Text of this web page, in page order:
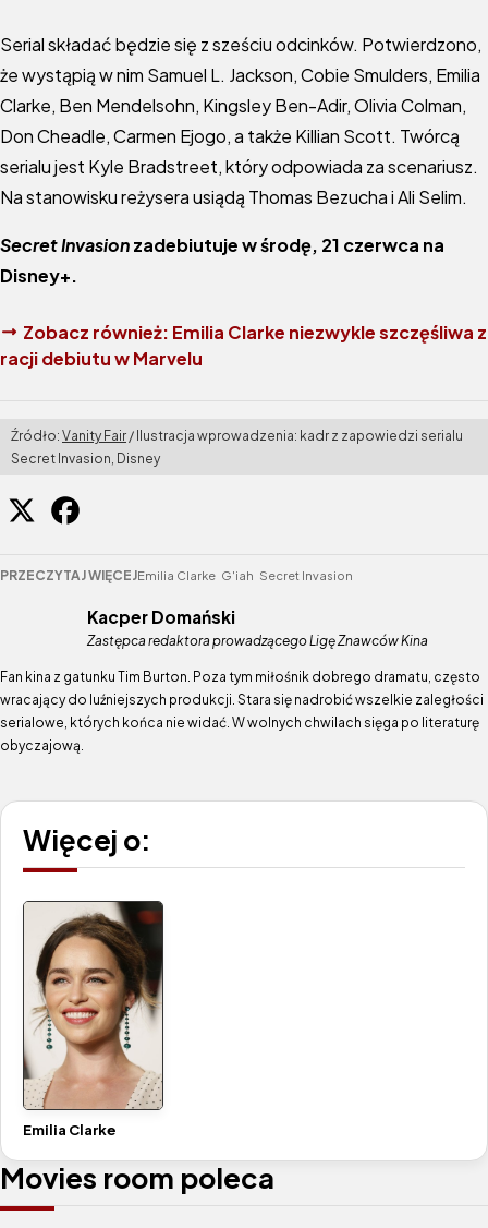
Serial składać będzie się z sześciu odcinków. Potwierdzono,
że wystąpią w nim Samuel L. Jackson, Cobie Smulders, Emilia
Clarke, Ben Mendelsohn, Kingsley Ben-Adir, Olivia Colman,
Don Cheadle, Carmen Ejogo, a także Killian Scott. Twórcą
serialu jest Kyle Bradstreet, który odpowiada za scenariusz.
Na stanowisku reżysera usiądą Thomas Bezucha i Ali Selim.
Secret Invasionzadebiutuje w środę, 21 czerwca na
Disney+.
Zobacz również: Emilia Clarke niezwykle szczęśliwa z
racji debiutu w Marvelu
Źródło: Vanity Fair / Ilustracja wprowadzenia: kadr z zapowiedzi serialu
Secret Invasion, Disney
PRZECZYTAJ WIĘCEJEmilia Clarke G'iah Secret Invasion
Kacper Domański
Zastępca redaktora prowadzącego Ligę Znawców Kina
Fan kina z gatunku Tim Burton. Poza tym miłośnik dobrego dramatu, często
wracający do luźniejszych produkcji. Stara się nadrobić wszelkie zaległości
serialowe, których końca nie widać. W wolnych chwilach sięga po literaturę
obyczajową.
Movies room poleca
Więcej o:
Emilia Clarke